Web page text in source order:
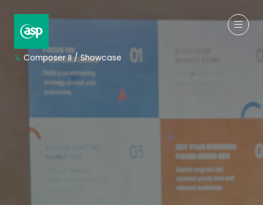
↳ Composer II / Showcase